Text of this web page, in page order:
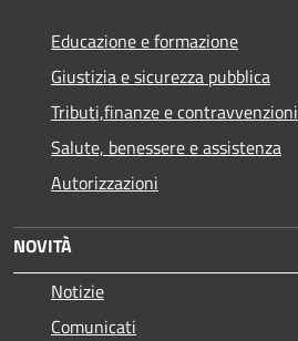
Educazione e formazione
Giustizia e sicurezza pubblica
Tributi,finanze e contravvenzioni
Salute, benessere e assistenza
Autorizzazioni
NOVITÀ
Notizie
Comunicati